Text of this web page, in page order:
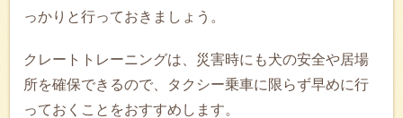
っかりと行っておきましょう。
クレートトレーニングは、災害時にも犬の安全や居場
所を確保できるので、タクシー乗車に限らず早めに行
っておくことをおすすめします。